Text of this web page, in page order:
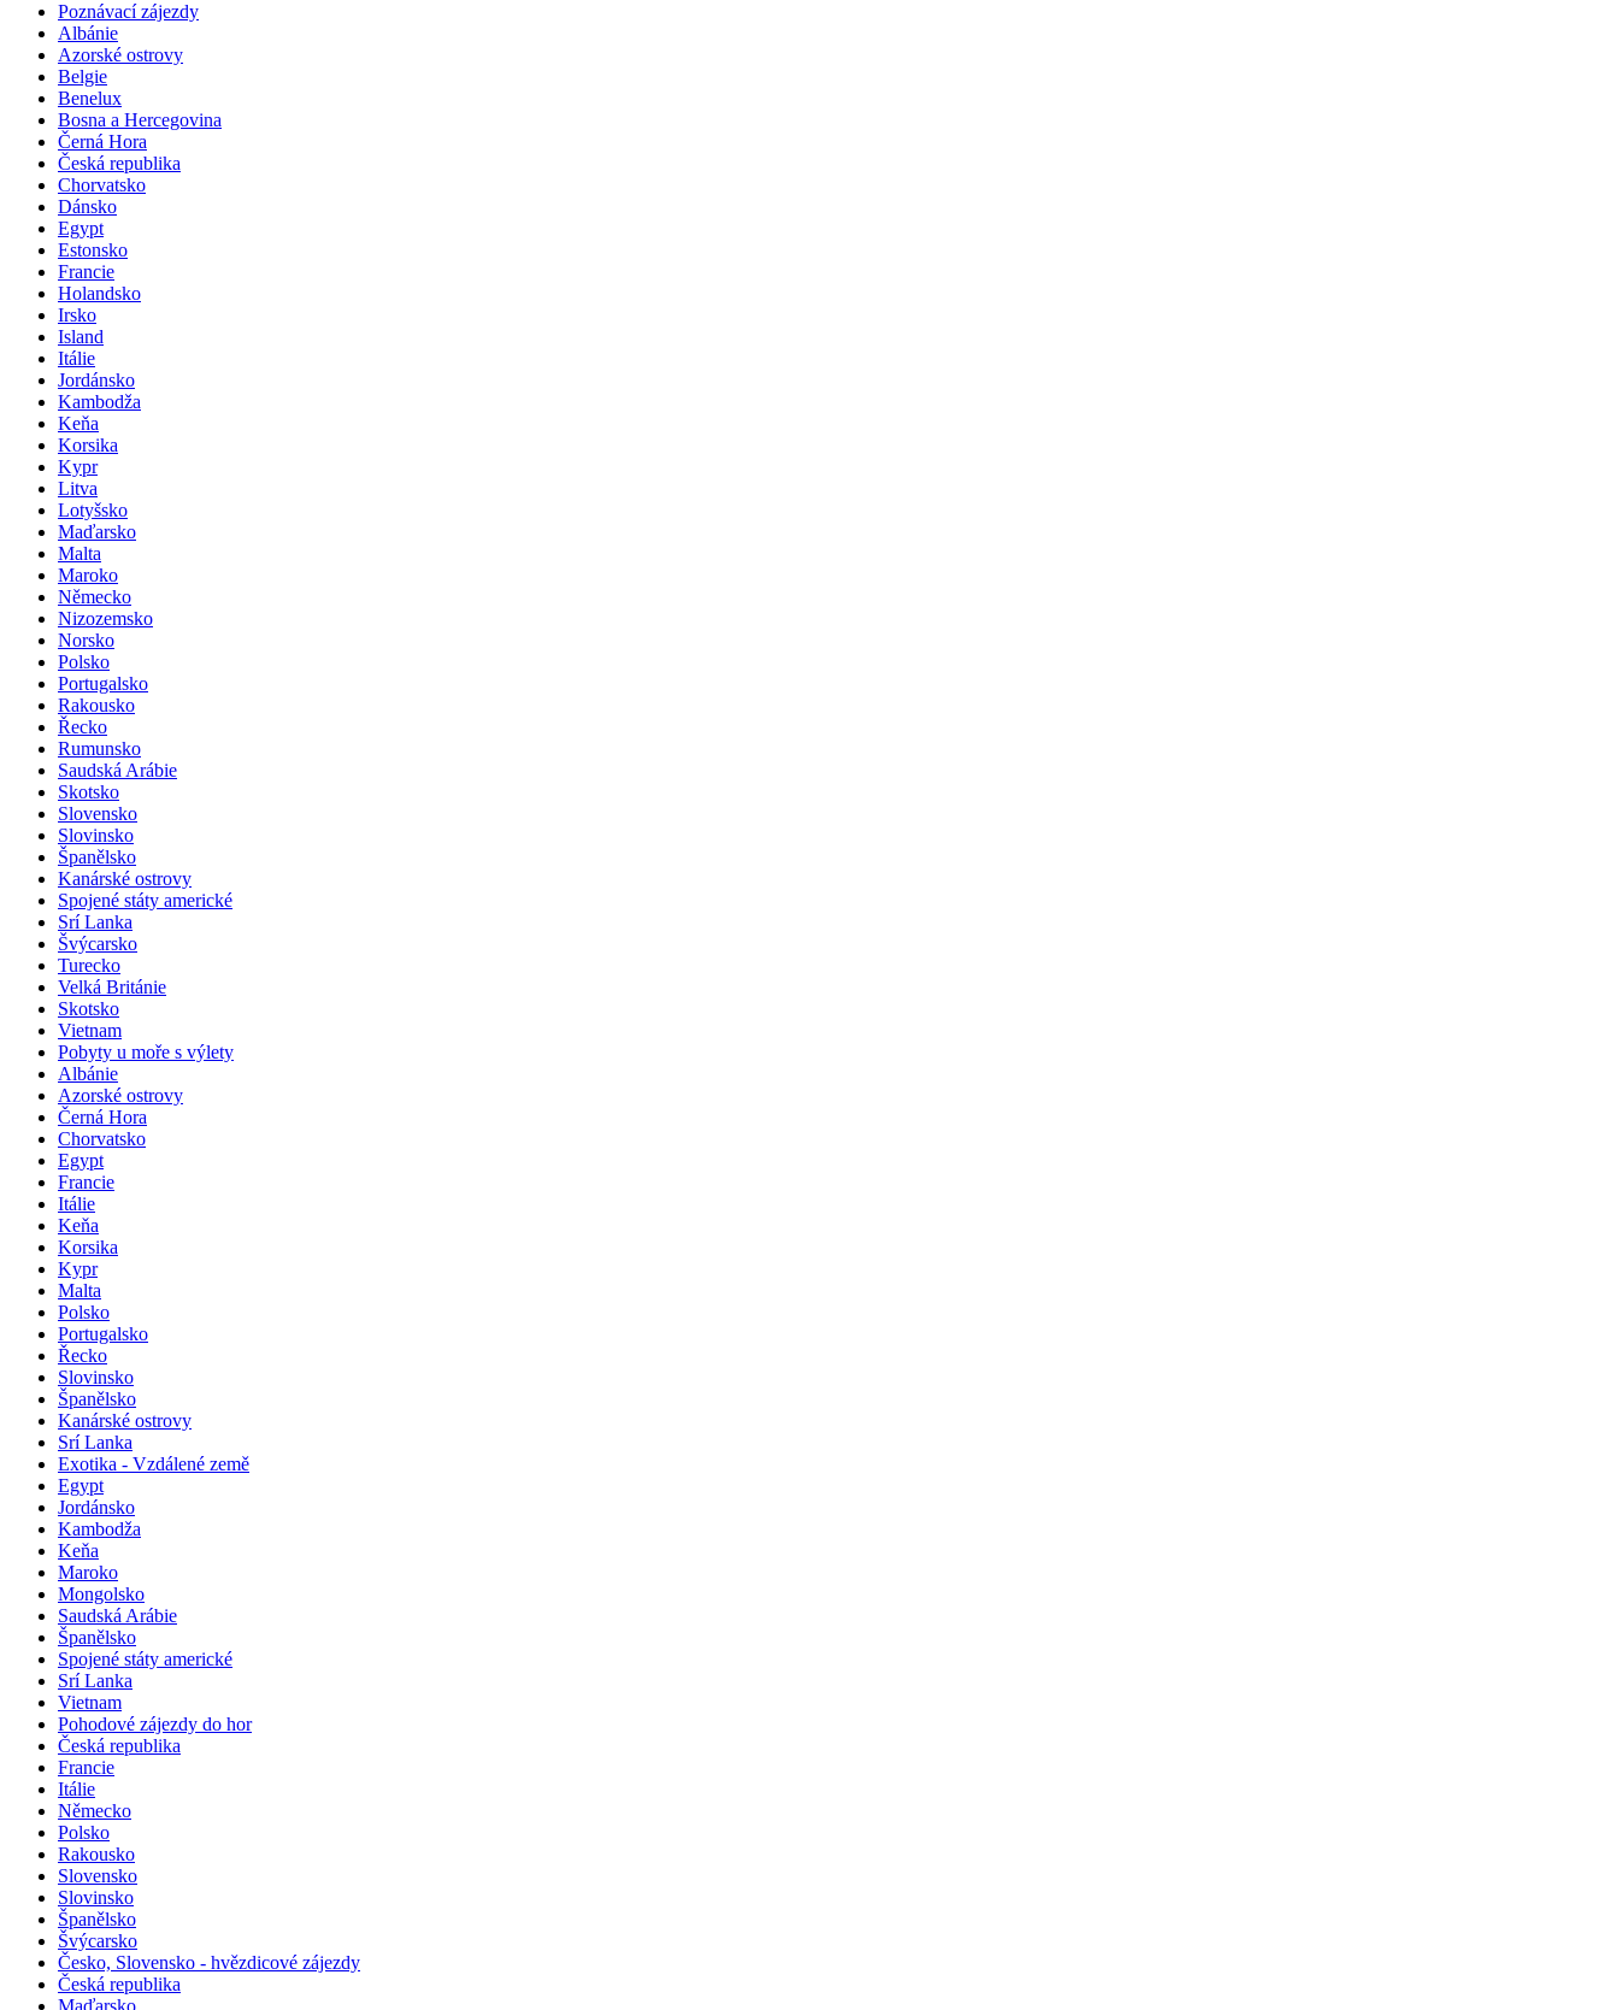
Poznávací zájezdy
Albánie
Azorské ostrovy
Belgie
Benelux
Bosna a Hercegovina
Černá Hora
Česká republika
Chorvatsko
Dánsko
Egypt
Estonsko
Francie
Holandsko
Irsko
Island
Itálie
Jordánsko
Kambodža
Keňa
Korsika
Kypr
Litva
Lotyšsko
Maďarsko
Malta
Maroko
Německo
Nizozemsko
Norsko
Polsko
Portugalsko
Rakousko
Řecko
Rumunsko
Saudská Arábie
Skotsko
Slovensko
Slovinsko
Španělsko
Kanárské ostrovy
Spojené státy americké
Srí Lanka
Švýcarsko
Turecko
Velká Británie
Skotsko
Vietnam
Pobyty u moře s výlety
Albánie
Azorské ostrovy
Černá Hora
Chorvatsko
Egypt
Francie
Itálie
Keňa
Korsika
Kypr
Malta
Polsko
Portugalsko
Řecko
Slovinsko
Španělsko
Kanárské ostrovy
Srí Lanka
Exotika - Vzdálené země
Egypt
Jordánsko
Kambodža
Keňa
Maroko
Mongolsko
Saudská Arábie
Španělsko
Spojené státy americké
Srí Lanka
Vietnam
Pohodové zájezdy do hor
Česká republika
Francie
Itálie
Německo
Polsko
Rakousko
Slovensko
Slovinsko
Španělsko
Švýcarsko
Česko, Slovensko - hvězdicové zájezdy
Česká republika
Maďarsko